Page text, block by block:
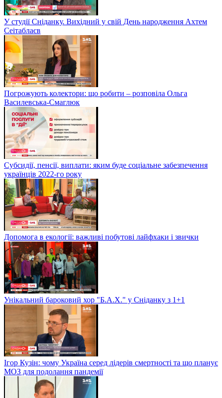
У студії Сніданку. Вихідний у свій День народження Ахтем
Сеітаблаєв
Погрожують колектори: що робити – розповіла Ольга
Василевська-Смаглюк
Субсидії, пенсії, виплати: яким буде соціальне забезпечення
українців 2022-го року
Допомога в екології: важливі побутові лайфхаки і звички
Унікальний бароковий хор "Б.А.Х." у Сніданку з 1+1
Ігор Кузін: чому Україна серед лідерів смертності та що планує
МОЗ для подолання пандемії